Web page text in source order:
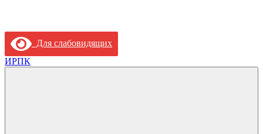
Для слабовидящих
ИРПК